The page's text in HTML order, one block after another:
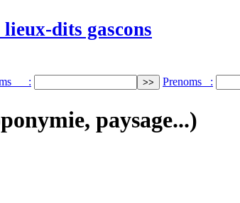
lieux-dits gascons
: Prenoms :
paysage...)